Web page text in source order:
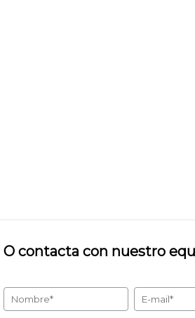
O contacta con nuestro